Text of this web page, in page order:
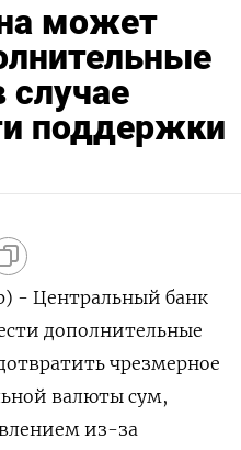
может
случае
поддержки
- Центральный банк
дополнительные
чрезмерное
валюты сум,
из-за